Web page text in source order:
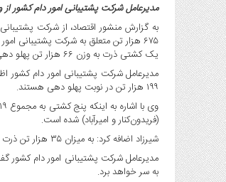
و
ارز
دیجیتال
کشاورزی
و
صنایع
غذایی
سیاسی
و
بین
الملل
مدیرعامل شرکت پشتیبانی امور دام کشور از ورود ۱۰ فروند کشتی حامل نهاده دامی به بندر امام (ره) در دو ماهه نخست سال
یک کشتی ذرت به وزن ۶۶ هزار تن پهلو دهی و تخلیه شده است.
۱۹۹ هزار تن در نوبت پهلو دهی هستند.
(فریدون‌کنار و امیرآباد) شده است.
شیرزاد اضافه کرد: به میزان ۳۵ هزار تن ذرت وارد بنادر مازندران شده که از این میزان ۳۰ هزار تن تخلیه و ۹ هزار تن در حال تخلیه است.
مدیرعامل شرکت پشتیبانی امور دام کشور
به سر خواهد برد.